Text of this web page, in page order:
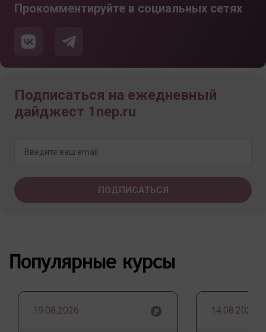
Прокомментируйте в социальных сетях
Подписаться на ежедневный
дайджест 1nep.ru
Популярные курсы
19.08.2026 14.08.2026